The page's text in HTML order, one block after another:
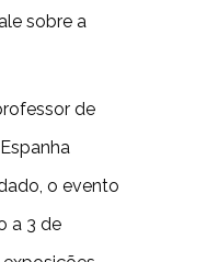
sobre a
de
o evento
a 3 de